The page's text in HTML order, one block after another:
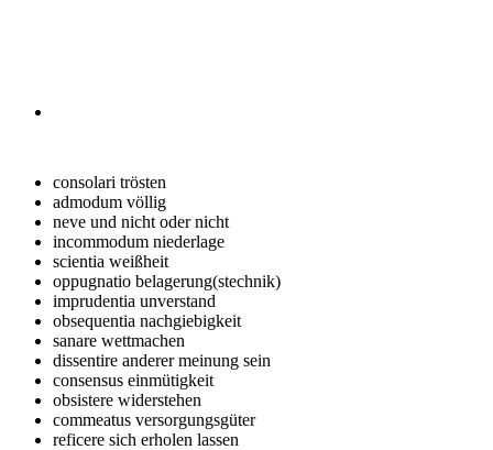
consolari trösten
admodum völlig
neve und nicht oder nicht
incommodum niederlage
scientia weißheit
oppugnatio belagerung(stechnik)
imprudentia unverstand
obsequentia nachgiebigkeit
sanare wettmachen
dissentire anderer meinung sein
consensus einmütigkeit
obsistere widerstehen
commeatus versorgungsgüter
reficere sich erholen lassen